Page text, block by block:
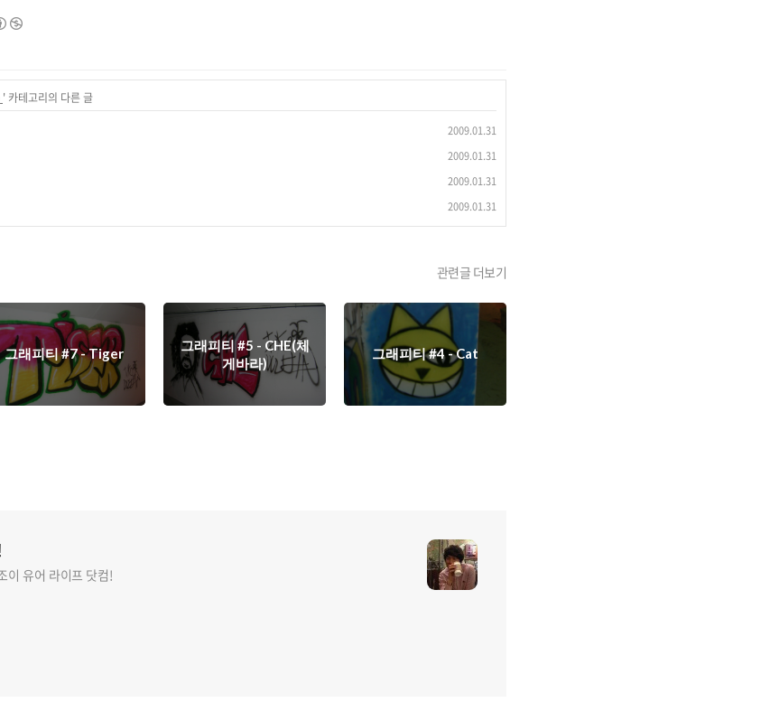
' 카테고리의 다른 글
2009.01.31
2009.01.31
2009.01.31
2009.01.31
관련글 더보기
그래피티 #7 - Tiger
그래피티 #5 - CHE(체
게바라)
그래피티 #4 - Cat
이 유어 라이프 닷컴!